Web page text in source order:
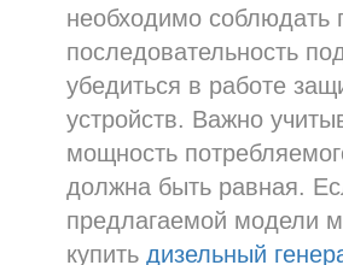
необходимо соблюдать
последовательность
убедиться в работе
устройств. Важно
мощность
должна быть равная.
предлагаемой модели
купить дизельный